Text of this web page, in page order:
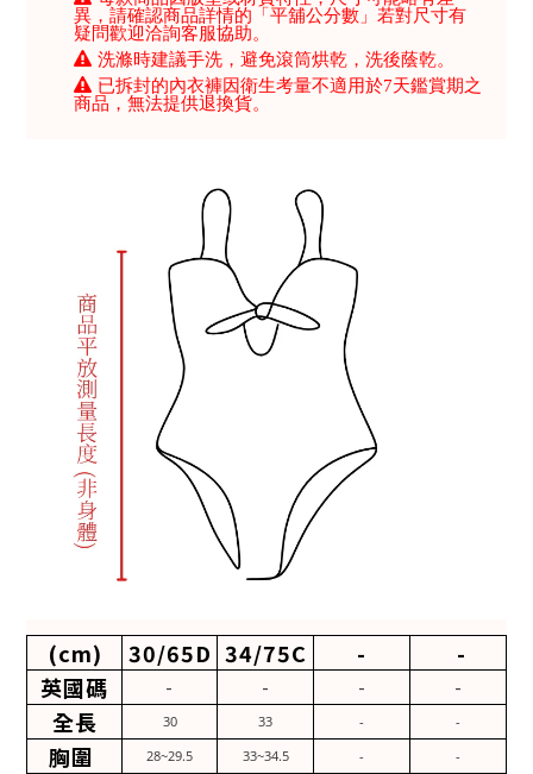
異，請確認商品詳情的「平舖公分數」若對尺寸有
疑問歡迎洽詢客服協助。
洗滌時建議手洗，避免滾筒烘乾，洗後蔭乾。
已拆封的內衣褲因衛生考量不適用於7天鑑賞期之
商品，無法提供退換貨。
(cm) 30/65D 34/75C -
-
英國碼
- - - -
全長 30 33 - -
胸圍 28~29.5 33~34.5 - -